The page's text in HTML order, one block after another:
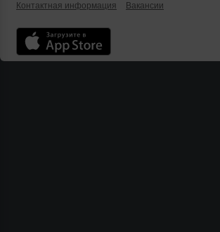
Контактная информация
Вакансии